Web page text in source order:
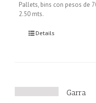
Pallets, bins con pesos de
2.50 mts.
Details
Garra